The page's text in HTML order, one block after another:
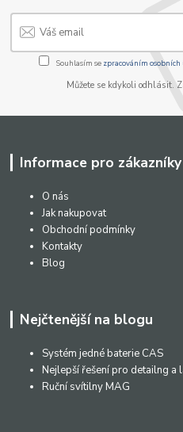
Souhlasím se zpracováním osobních
Můžete se kdykoli odhlásit.
Informace pro zákazníky
O nás
Jak nakupovat
Obchodní podmínky
Kontakty
Blog
Nejčtenější na blogu
Systém jedné baterie CAS
Nejlepší řešení pro detailng a
Ruční svítilny MAG